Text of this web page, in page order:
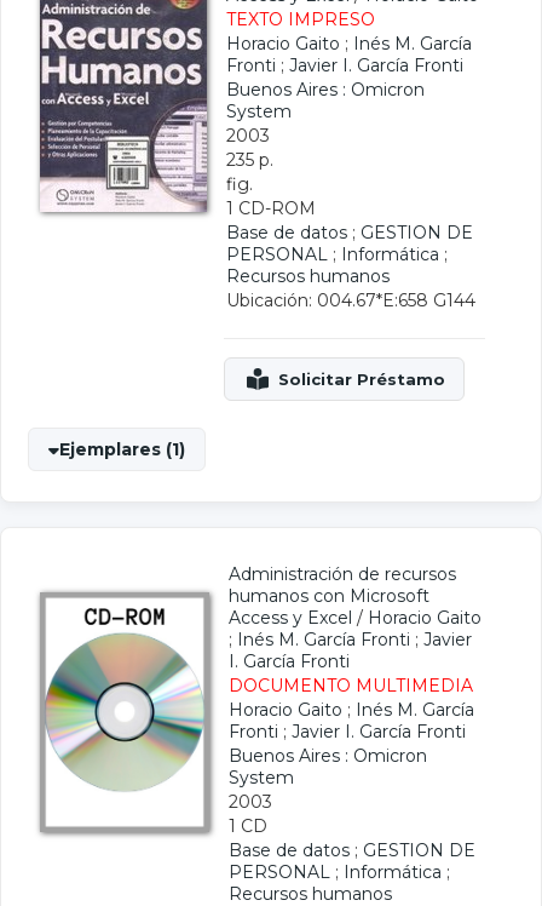
TEXTO IMPRESO
Horacio Gaito ; Inés M. García
Fronti ; Javier I. García Fronti
Buenos Aires : Omicron
System
2003
235 p.
fig.
1 CD-ROM
Base de datos ; GESTION DE
PERSONAL ; Informática ;
Recursos humanos
Ubicación: 004.67*E:658 G144
Ejemplares (1)
Administración de recursos
humanos con Microsoft
Access y Excel / Horacio Gaito
; Inés M. García Fronti ; Javier
I. García Fronti
DOCUMENTO MULTIMEDIA
Horacio Gaito ; Inés M. García
Fronti ; Javier I. García Fronti
Buenos Aires : Omicron
System
2003
1 CD
Base de datos ; GESTION DE
PERSONAL ; Informática ;
Recursos humanos